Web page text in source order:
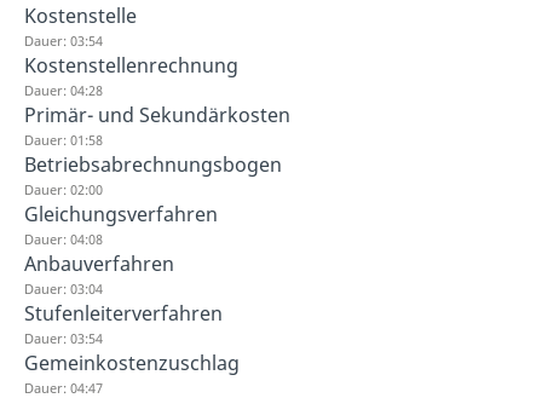
Kostenstelle
Dauer: 03:54
Kostenstellenrechnung
Dauer: 04:28
Primär- und Sekundärkosten
Dauer: 01:58
Betriebsabrechnungsbogen
Dauer: 02:00
Gleichungsverfahren
Dauer: 04:08
Anbauverfahren
Dauer: 03:04
Stufenleiterverfahren
Dauer: 03:54
Gemeinkostenzuschlag
Dauer: 04:47